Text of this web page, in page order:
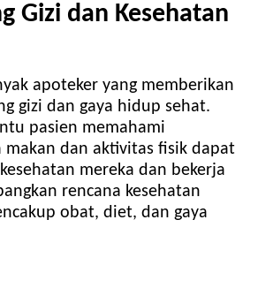
Gizi dan Kesehatan
apoteker yang memberikan
gizi dan gaya hidup sehat.
pasien memahami
makan dan aktivitas fisik dapat
mereka dan bekerja
rencana kesehatan
obat, diet, dan gaya